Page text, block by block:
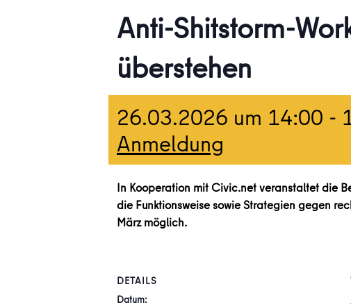
Anti-Shitstorm-
überstehen
26.03.2026 um 14:00 -
Anmeldung
In Kooperation mit Civic.net veranstaltet die
die Funktionsweise sowie Strategien gegen
März möglich.
DETAILS
Datum: